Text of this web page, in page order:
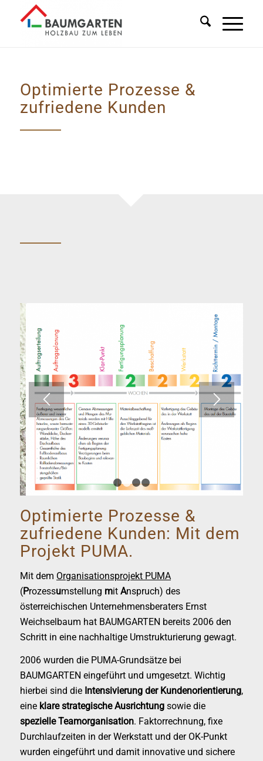
Optimierte Prozesse &
zufriedene Kunden
1 2 3 4
Optimierte Prozesse &
zufriedene Kunden: Mit dem
Projekt PUMA.
Mit dem Organisationsprojekt PUMA
(Prozessumstellung mit Anspruch) des
österreichischen Unternehmensberaters Ernst
Weichselbaum hat BAUMGARTEN bereits 2006 den
Schritt in eine nachhaltige Umstrukturierung gewagt.
2006 wurden die PUMA-Grundsätze bei
BAUMGARTEN eingeführt und umgesetzt. Wichtig
hierbei sind die Intensivierung der Kundenorientierung,
eine klare strategische Ausrichtung sowie die
spezielle Teamorganisation. Faktorrechnung, fixe
Durchlaufzeiten in der Werkstatt und der OK-Punkt
wurden eingeführt und damit innovative und sichere